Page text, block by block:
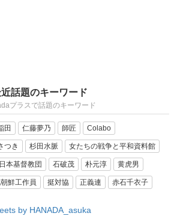
話題のキーワード
プラスで話題のキーワード
田 仁藤夢乃 師匠 Colabo
つき 杉田水脈 女たちの戦争と平和資料館
日本基督教団 石破茂 朴元淳 黄虎男
鮮工作員 挺対協 正義連 赤石千衣子
by HANADA_asuka